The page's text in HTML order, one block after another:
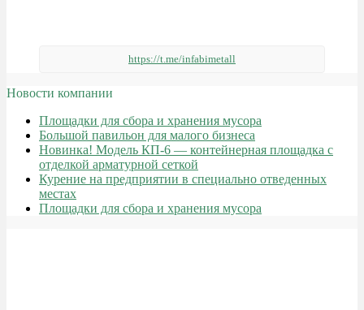
https://t.me/infabimetall
Новости компании
Площадки для сбора и хранения мусора
Большой павильон для малого бизнеса
Новинка! Модель КП-6 — контейнерная площадка с
отделкой арматурной сеткой
Курение на предприятии в специально отведенных
местах
Площадки для сбора и хранения мусора